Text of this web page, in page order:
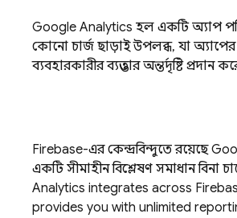
Google Analytics হল একটি অ্যাপ
কোনো চার্জ ছাড়াই উপলব্ধ, যা অ্যাপের
ব্যবহারকারীর ব্যস্ততার অন্তর্দৃষ্টি প্রদান
Firebase-এর কেন্দ্রবিন্দুতে রয়েছে
একটি সীমাহীন বিশ্লেষণ সমাধান বিনা
Analytics integrates across
provides you with unlimited